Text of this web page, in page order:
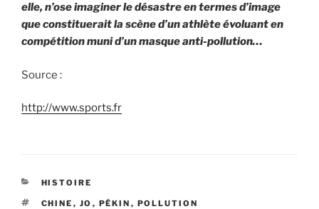
elle, n’ose imaginer le désastre en termes d’image
que constituerait la scène d’un athlète évoluant en
compétition muni d’un masque anti-pollution…
Source :
http://www.sports.fr
CATÉGORIES
HISTOIRE
ÉTIQUETTES
CHINE , JO , PÉKIN , POLLUTION